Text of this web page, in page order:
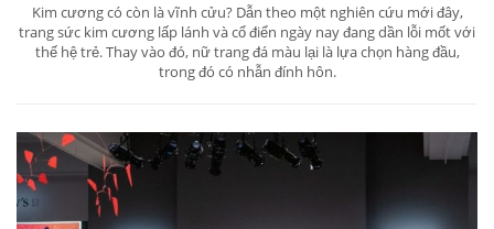
Kim cương có còn là vĩnh cửu? Dẫn theo một nghiên cứu mới đây,
trang sức kim cương lấp lánh và cổ điển ngày nay đang dần lỗi mốt với
thế hệ trẻ. Thay vào đó, nữ trang đá màu lại là lựa chọn hàng đầu,
trong đó có nhẫn đính hôn.